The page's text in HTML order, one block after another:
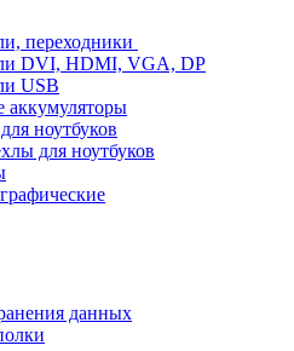
переходники
DVI, HDMI, VGA, DP
USB
ноутбуков
для ноутбуков
данных